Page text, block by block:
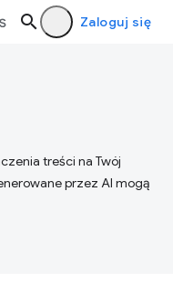
Zaloguj się
treści na Twój
przez AI mogą